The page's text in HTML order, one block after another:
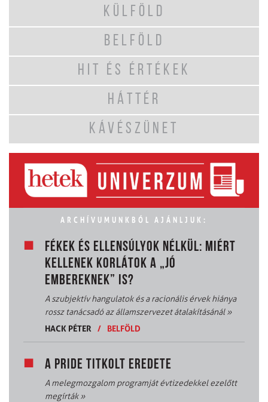
KÜLFÖLD
BELFÖLD
HIT ÉS ÉRTÉKEK
HÁTTÉR
KÁVÉSZÜNET
ARCHÍVUMUNKBÓL AJÁNLJUK:
FÉKEK ÉS ELLENSÚLYOK NÉLKÜL: MIÉRT
KELLENEK KORLÁTOK A „JÓ
EMBEREKNEK” IS?
A szubjektív hangulatok és a racionális érvek hiánya
rossz tanácsadó az államszervezet átalakításánál»
HACK PÉTER
/ BELFÖLD
A PRIDE TITKOLT EREDETE
A melegmozgalom programját évtizedekkel ezelőtt
megírták»